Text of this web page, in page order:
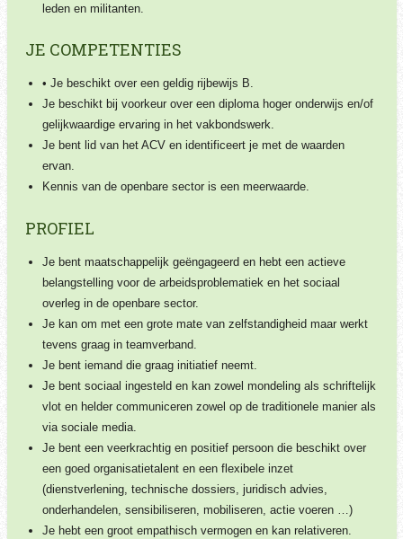
leden en militanten.
JE COMPETENTIES
• Je beschikt over een geldig rijbewijs B.
Je beschikt bij voorkeur over een diploma hoger onderwijs en/of
gelijkwaardige ervaring in het vakbondswerk.
Je bent lid van het ACV en identificeert je met de waarden
ervan.
Kennis van de openbare sector is een meerwaarde.
PROFIEL
Je bent maatschappelijk geëngageerd en hebt een actieve
belangstelling voor de arbeidsproblematiek en het sociaal
overleg in de openbare sector.
Je kan om met een grote mate van zelfstandigheid maar werkt
tevens graag in teamverband.
Je bent iemand die graag initiatief neemt.
Je bent sociaal ingesteld en kan zowel mondeling als schriftelijk
vlot en helder communiceren zowel op de traditionele manier als
via sociale media.
Je bent een veerkrachtig en positief persoon die beschikt over
een goed organisatietalent en een flexibele inzet
(dienstverlening, technische dossiers, juridisch advies,
onderhandelen, sensibiliseren, mobiliseren, actie voeren …)
Je hebt een groot empathisch vermogen en kan relativeren.